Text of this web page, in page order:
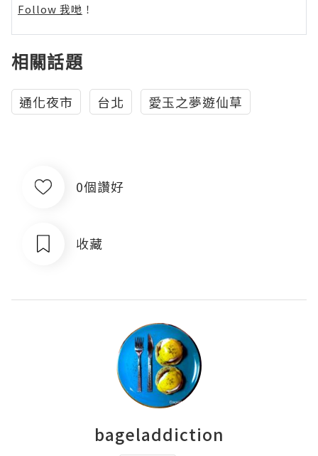
Follow 我哋 ！
相關話題
通化夜市 台北 愛玉之夢遊仙草
0個讚好
收藏
bageladdiction